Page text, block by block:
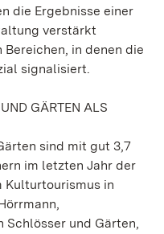
die Ergebnisse einer
verstärkt
in denen die
signalisiert.
GÄRTEN ALS
sind mit gut 3,7
im letzten Jahr der
in
Schlösser und Gärten,